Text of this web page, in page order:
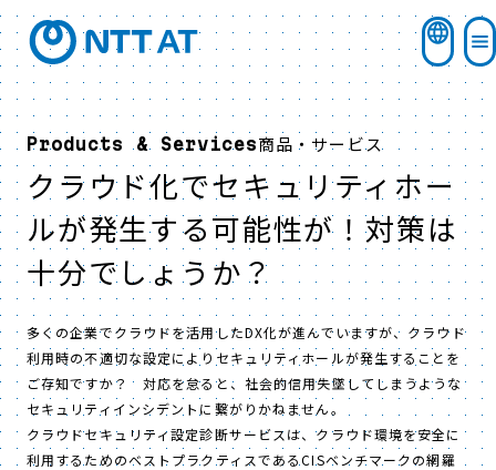
Products & Services商品・サービス
クラウド化でセキュリティホー
ルが発生する可能性が！対策は
十分でしょうか？
多くの企業でクラウドを活用したDX化が進んでいますが、クラウド
利用時の不適切な設定によりセキュリティホールが発生することを
ご存知ですか？ 対応を怠ると、社会的信用失墜してしまうような
セキュリティインシデントに繋がりかねません。
クラウドセキュリティ設定診断サービスは、クラウド環境を安全に
利用するためのベストプラクティスであるCISベンチマークの網羅